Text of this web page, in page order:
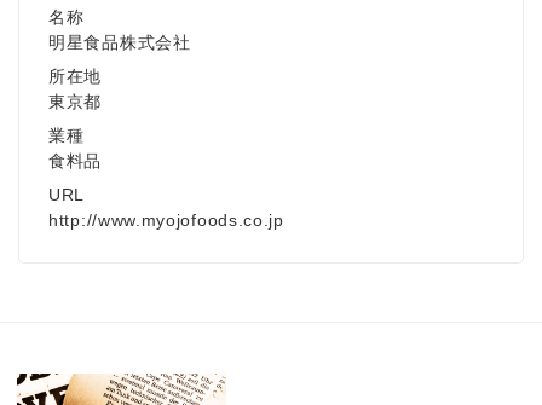
名称
明星食品株式会社
所在地
東京都
業種
食料品
URL
http://www.myojofoods.co.jp